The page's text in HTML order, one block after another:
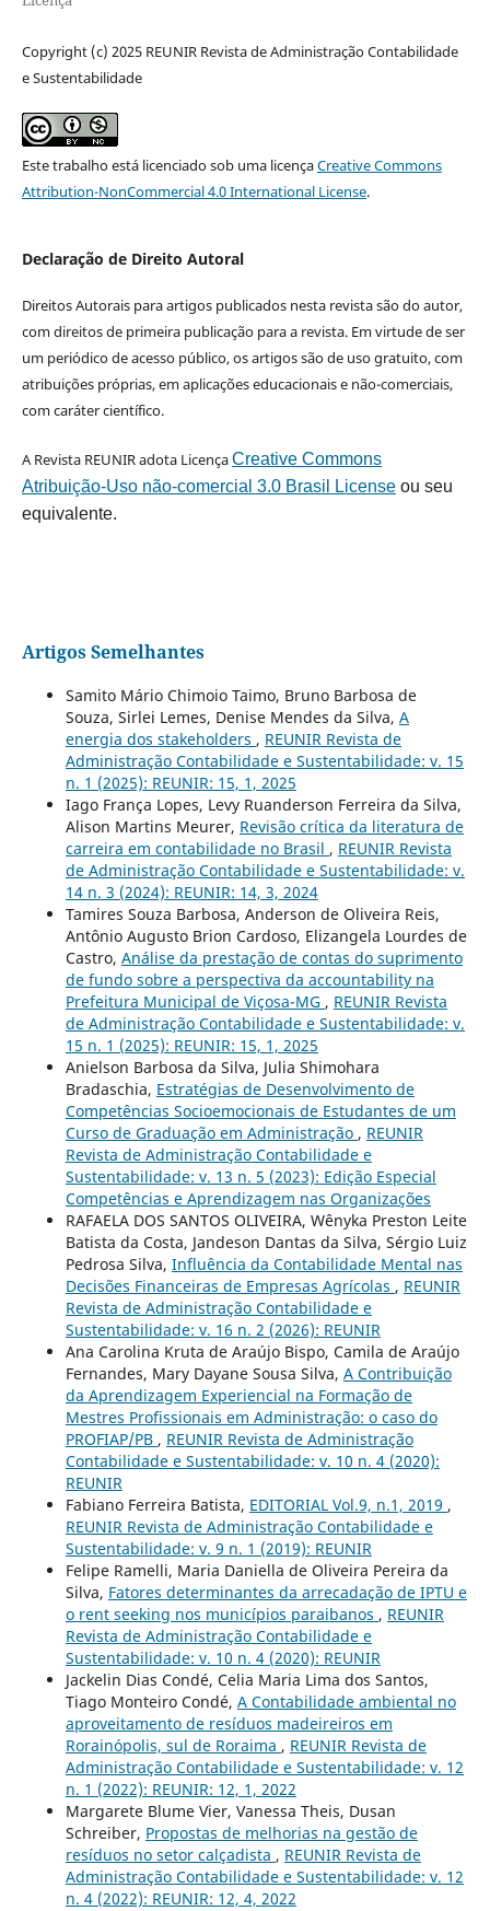
Copyright (c) 2025 REUNIR Revista de Administração Contabilidade
e Sustentabilidade
Este trabalho está licenciado sob uma licençaCreative Commons
Attribution-NonCommercial 4.0 International License.
Declaração de Direito Autoral
Direitos Autorais para artigos publicados nesta revista são do autor,
com direitos de primeira publicação para a revista. Em virtude de ser
um periódico de acesso público, os artigos são de uso gratuito, com
atribuições próprias, em aplicações educacionais e não-comerciais,
com caráter científico.
A Revista REUNIR adota LicençaCreative Commons
Atribuição-Uso não-comercial 3.0 Brasil Licenseou seu
equivalente.
Artigos Semelhantes
Samito Mário Chimoio Taimo, Bruno Barbosa de
Souza, Sirlei Lemes, Denise Mendes da Silva, A
energia dos stakeholders , REUNIR Revista de
Administração Contabilidade e Sustentabilidade: v. 15
n. 1 (2025): REUNIR: 15, 1, 2025
Iago França Lopes, Levy Ruanderson Ferreira da Silva,
Alison Martins Meurer, Revisão crítica da literatura de
carreira em contabilidade no Brasil , REUNIR Revista
de Administração Contabilidade e Sustentabilidade: v.
14 n. 3 (2024): REUNIR: 14, 3, 2024
Tamires Souza Barbosa, Anderson de Oliveira Reis,
Antônio Augusto Brion Cardoso, Elizangela Lourdes de
Castro, Análise da prestação de contas do suprimento
de fundo sobre a perspectiva da accountability na
Prefeitura Municipal de Viçosa-MG , REUNIR Revista
de Administração Contabilidade e Sustentabilidade: v.
15 n. 1 (2025): REUNIR: 15, 1, 2025
Anielson Barbosa da Silva, Julia Shimohara
Bradaschia, Estratégias de Desenvolvimento de
Competências Socioemocionais de Estudantes de um
Curso de Graduação em Administração , REUNIR
Revista de Administração Contabilidade e
Sustentabilidade: v. 13 n. 5 (2023): Edição Especial
Competências e Aprendizagem nas Organizações
RAFAELA DOS SANTOS OLIVEIRA, Wênyka Preston Leite
Batista da Costa, Jandeson Dantas da Silva, Sérgio Luiz
Pedrosa Silva, Influência da Contabilidade Mental nas
Decisões Financeiras de Empresas Agrícolas , REUNIR
Revista de Administração Contabilidade e
Sustentabilidade: v. 16 n. 2 (2026): REUNIR
Ana Carolina Kruta de Araújo Bispo, Camila de Araújo
Fernandes, Mary Dayane Sousa Silva, A Contribuição
da Aprendizagem Experiencial na Formação de
Mestres Profissionais em Administração: o caso do
PROFIAP/PB , REUNIR Revista de Administração
Contabilidade e Sustentabilidade: v. 10 n. 4 (2020):
REUNIR
Fabiano Ferreira Batista, EDITORIAL Vol.9, n.1, 2019 ,
REUNIR Revista de Administração Contabilidade e
Sustentabilidade: v. 9 n. 1 (2019): REUNIR
Felipe Ramelli, Maria Daniella de Oliveira Pereira da
Silva, Fatores determinantes da arrecadação de IPTU e
o rent seeking nos municípios paraibanos , REUNIR
Revista de Administração Contabilidade e
Sustentabilidade: v. 10 n. 4 (2020): REUNIR
Jackelin Dias Condé, Celia Maria Lima dos Santos,
Tiago Monteiro Condé, A Contabilidade ambiental no
aproveitamento de resíduos madeireiros em
Rorainópolis, sul de Roraima , REUNIR Revista de
Administração Contabilidade e Sustentabilidade: v. 12
n. 1 (2022): REUNIR: 12, 1, 2022
Margarete Blume Vier, Vanessa Theis, Dusan
Schreiber, Propostas de melhorias na gestão de
resíduos no setor calçadista , REUNIR Revista de
Administração Contabilidade e Sustentabilidade: v. 12
n. 4 (2022): REUNIR: 12, 4, 2022